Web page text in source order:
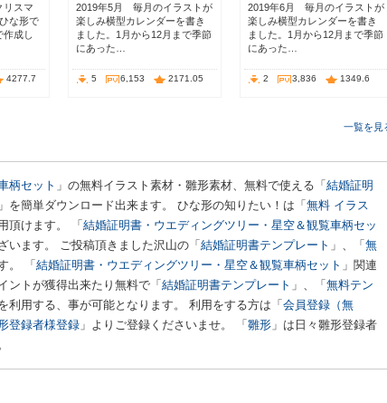
リスマ
な形で
作成し
4277.7
2019年5月 毎月のイラストが
楽しみ横型カレンダーを書き
ました。1月から12月まで季節
にあった…
5 6,153 2171.05
2019年6月 毎月のイラストが
楽しみ横型カレンダーを書き
ました。1月から12月まで季節
にあった…
2 3,836 1349.6
一覧を見
柄セット 」の無料イラスト素材・雛形素材、無料で使える「 結婚証明
」を簡単ダウンロード出来ます。 ひな形の知りたい！は「 無料 イラス
頂けます。 「 結婚証明書・ウエディングツリー・星空＆観覧車柄セッ
います。 ご投稿頂きました沢山の「 結婚証明書テンプレート 」、「 無
。 「 結婚証明書・ウエディングツリー・星空＆観覧車柄セット 」関連
ントが獲得出来たり無料で「 結婚証明書テンプレート 」、「 無料テン
利用する、事が可能となります。 利用をする方は「 会員登録（無
登録者様登録 」よりご登録くださいませ。 「 雛形 」は日々雛形登録者